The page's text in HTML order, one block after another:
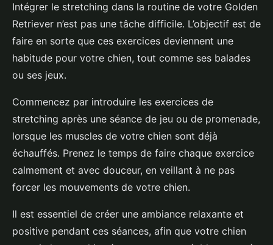
Intégrer le stretching dans la routine de votre Golden
Retriever n’est pas une tâche difficile. L’objectif est de
faire en sorte que ces exercices deviennent une
habitude pour votre chien, tout comme ses balades
ou ses jeux.
Commencez par introduire les exercices de
stretching après une séance de jeu ou de promenade,
lorsque les muscles de votre chien sont déjà
échauffés. Prenez le temps de faire chaque exercice
calmement et avec douceur, en veillant à ne pas
forcer les mouvements de votre chien.
Il est essentiel de créer une ambiance relaxante et
positive pendant ces séances, afin que votre chien